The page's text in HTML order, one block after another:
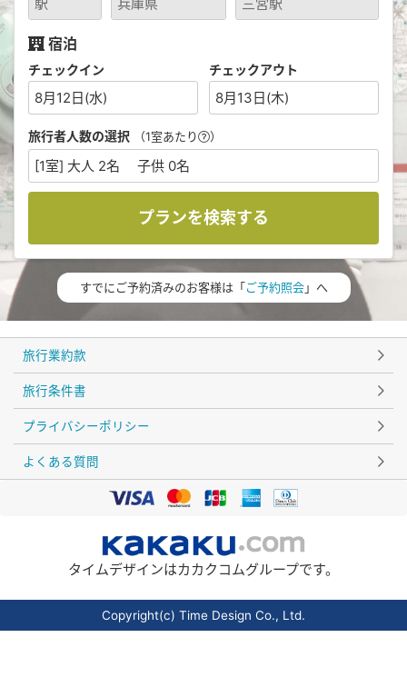
宿泊
チェックイン
8月12日(水)
チェックアウト
8月13日(木)
旅行者人数の選択 （1室あたり ）
[1室] 大人 2名 子供 0名
プランを検索する
すでにご予約済みのお客様は「ご予約照会」へ
旅行業約款
旅行条件書
プライバシーポリシー
よくある質問
タイムデザインはカカクコムグループです。
Copyright(c) Time Design Co., Ltd.